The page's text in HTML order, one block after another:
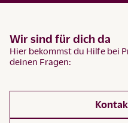
Wir sind für dich da
Hier bekommst du Hilfe bei
deinen Fragen: